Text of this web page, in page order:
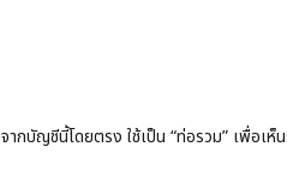
ากบัญชีนี้โดยตรง ใช้เป็น “ท่อรวม” เพื่อเห็